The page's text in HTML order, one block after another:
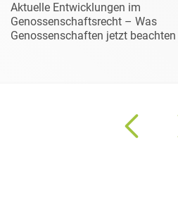
Aktuelle Entwicklungen im
Genossenschaftsrecht – Was
Genossenschaften jetzt